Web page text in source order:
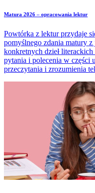
Matura 2026 – opracowania lektur
Powtórka z lektur przydaje
pomyślnego zdania matury
konkretnych dzieł
pytania i polecenia w części
przeczytania i zrozumienia